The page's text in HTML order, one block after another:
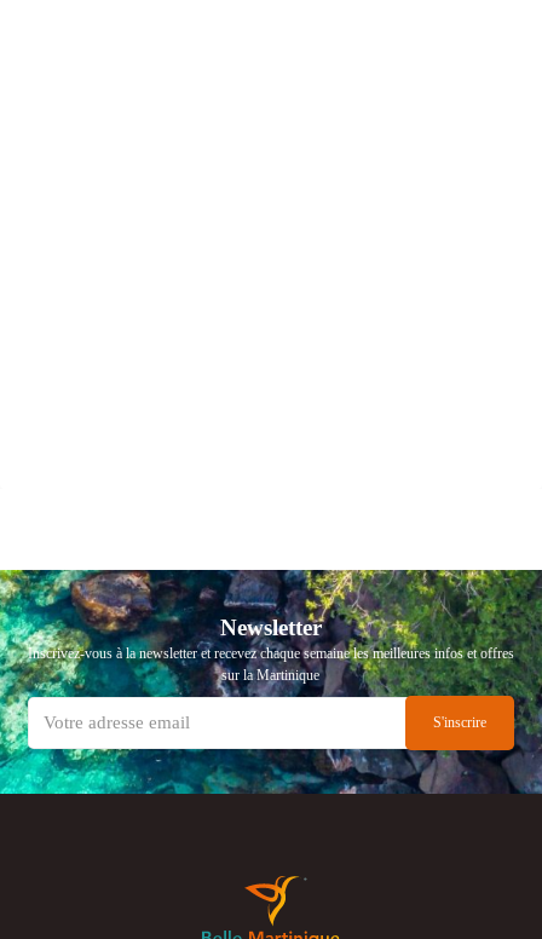
Newsletter
Inscrivez-vous à la newsletter et recevez chaque semaine les meilleures infos et offres
sur la Martinique